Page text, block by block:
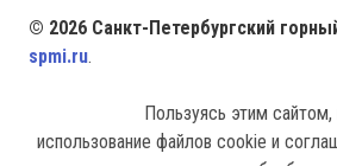
© 2026 Санкт-Петербургский
spmi.ru.
Пользуясь этим
использование файлов cookie и